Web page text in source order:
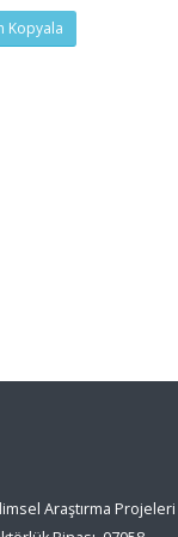
Kopyala
Araştırma Projeleri